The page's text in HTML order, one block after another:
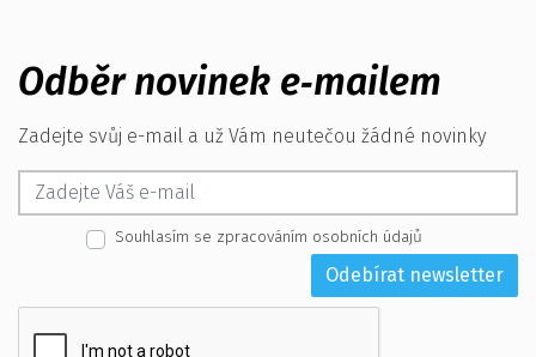
Odběr novinek e‑mailem
Zadejte svůj e-mail a už Vám neutečou žádné novinky
Souhlasím se zpracováním osobních údajů
Odebírat newsletter